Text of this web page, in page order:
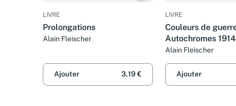
LIVRE
Prolongations
Alain Fleischer
Ajouter 3,19 €
LIVRE
Couleurs de
Autochromes
Reims & la Marne
Alain Fleischer
Ajouter